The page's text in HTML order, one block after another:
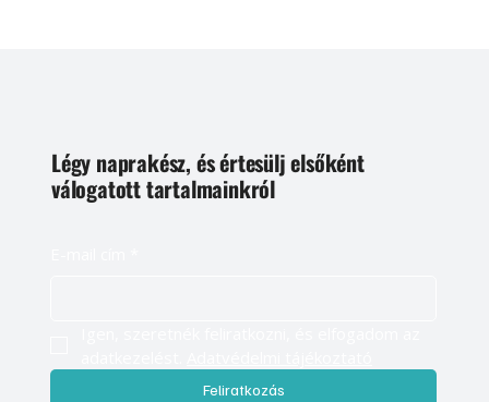
Légy naprakész, és értesülj elsőként
válogatott tartalmainkról
Feliratkozás